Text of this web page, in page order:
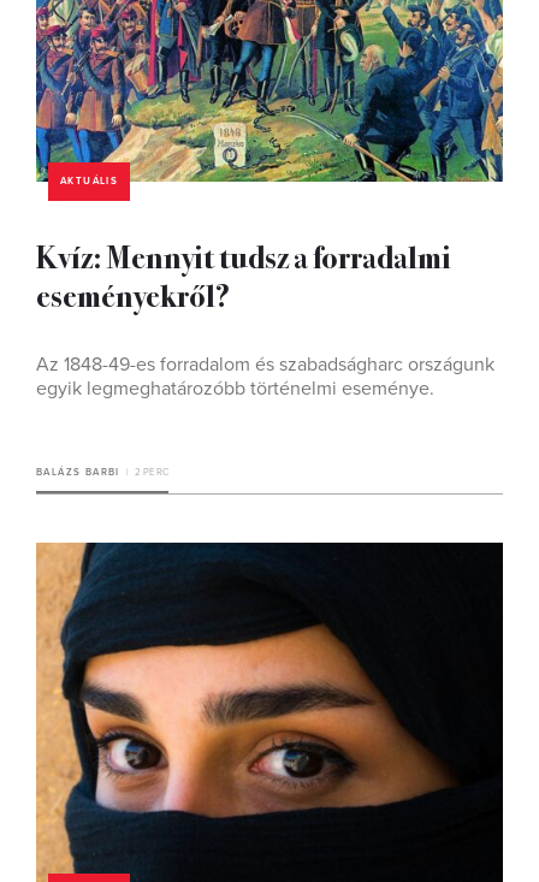
AKTUÁLIS
Kvíz: Mennyit tudsz a forradalmi
eseményekről?
Az 1848-49-es forradalom és szabadságharc országunk
egyik legmeghatározóbb történelmi eseménye.
BALÁZS BARBI 2 PERC